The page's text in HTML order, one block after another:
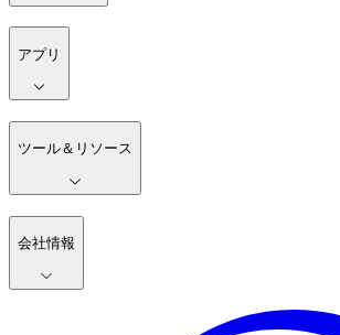
アプリ
ツール＆リソース
会社情報